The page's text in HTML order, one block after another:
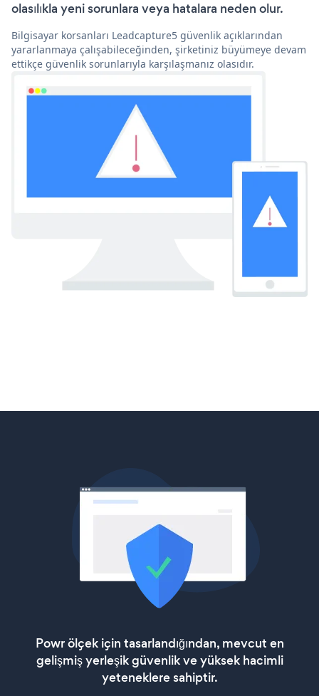
olasılıkla yeni sorunlara veya hatalara neden olur.
Bilgisayar korsanları Leadcapture5 güvenlik açıklarından
yararlanmaya çalışabileceğinden, şirketiniz büyümeye devam
ettikçe güvenlik sorunlarıyla karşılaşmanız olasıdır.
Powr ölçek için tasarlandığından, mevcut en
gelişmiş yerleşik güvenlik ve yüksek hacimli
yeteneklere sahiptir.